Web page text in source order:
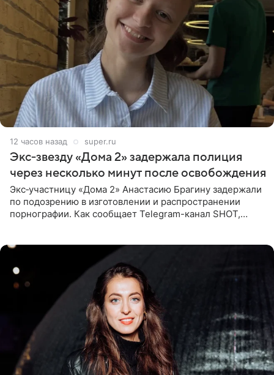
12 часов назад super.ru
Экс‑звезду «Дома 2» задержала полиция
через несколько минут после освобождения
Экс‑участницу «Дома 2» Анастасию Брагину задержали
по подозрению в изготовлении и распространении
порнографии. Как сообщает Telegram-канал SHOT,